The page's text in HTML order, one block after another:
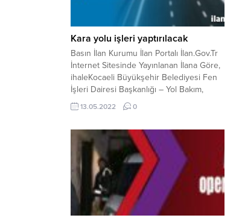
Kara yolu işleri yaptırılacak
Basın İlan Kurumu İlan Portalı İlan.Gov.Tr
İnternet Sitesinde Yayınlanan İlana Göre,
ihaleKocaeli Büyükşehir Belediyesi Fen
İşleri Dairesi Başkanlığı – Yol Bakım,
Onarım Ve Yapım Şube Müdürlüğü
Derince İlçesi Geneli Yol Bakım Onarım
saat:15.00’da Kocaeli Büyükşehir
Belediyesi İhale Toplantı Salonu B Blok 1.
Kat gerçekleştirilecek.Ayrıntılı bilgi için
tıklayınız…
13.05.2022 0